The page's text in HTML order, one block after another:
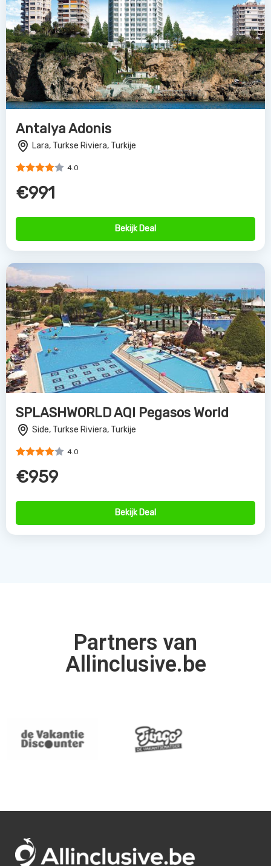
Antalya Adonis
Lara, Turkse Riviera, Turkije
4.0
€991
Bekijk Deal
SPLASHWORLD AQI Pegasos World
Side, Turkse Riviera, Turkije
4.0
€959
Bekijk Deal
Partners van
Allinclusive.be